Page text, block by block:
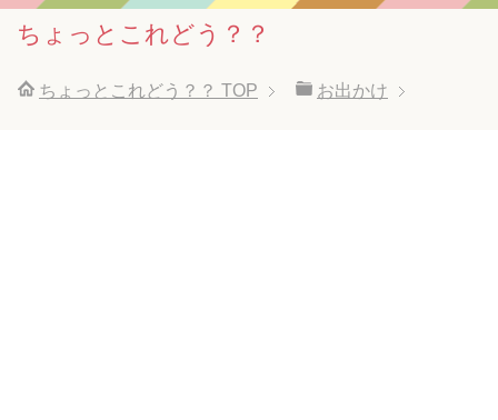
ちょっとこれどう？？
ちょっとこれどう？？ TOP お出かけ